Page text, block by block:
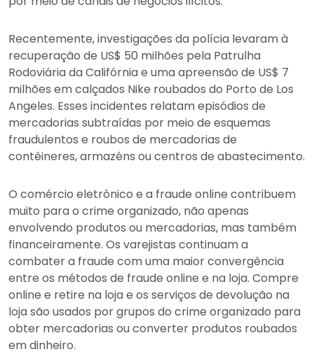
Recentemente, investigações da polícia levaram à
recuperação de US$ 50 milhões pela Patrulha
Rodoviária da Califórnia e uma apreensão de US$ 7
milhões em calçados Nike roubados do Porto de Los
Angeles. Esses incidentes relatam episódios de
mercadorias subtraídas por meio de esquemas
fraudulentos e roubos de mercadorias de
contêineres, armazéns ou centros de abastecimento.
O comércio eletrônico e a fraude online contribuem
muito para o crime organizado, não apenas
envolvendo produtos ou mercadorias, mas também
financeiramente. Os varejistas continuam a
combater a fraude com uma maior convergência
entre os métodos de fraude online e na loja. Compre
online e retire na loja e os serviços de devolução na
loja são usados por grupos do crime organizado para
obter mercadorias ou converter produtos roubados
em dinheiro.